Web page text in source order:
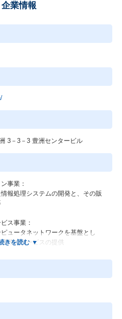
企業情報
3－3－3 豊洲センタービル
事業：
報処理システムの開発と、その販
ス事業：
ュータネットワークを基盤とし
等のサービスの提供
調査・分析、情報処理システムの